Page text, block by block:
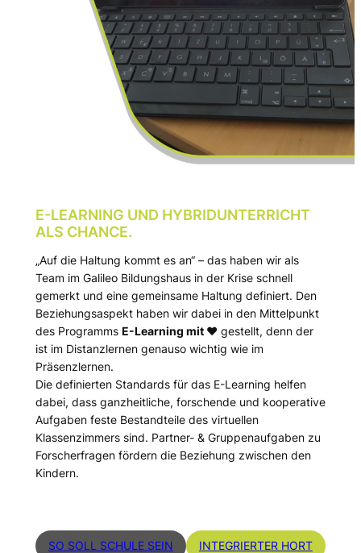
E-LEARNING UND HYBRIDUNTERRICHT
ALS CHANCE.
„Auf die Haltung kommt es an“ – das haben wir als
Team im Galileo Bildungshaus in der Krise schnell
gemerkt und eine gemeinsame Haltung definiert. Den
Beziehungsaspekt haben wir dabei in den Mittelpunkt
des Programms E-Learning mit ♥️gestellt, denn der
ist im Distanzlernen genauso wichtig wie im
Präsenzlernen.
Die definierten Standards für das E-Learning helfen
dabei, dass ganzheitliche, forschende und kooperative
Aufgaben feste Bestandteile des virtuellen
Klassenzimmers sind. Partner- & Gruppenaufgaben zu
Forscherfragen fördern die Beziehung zwischen den
Kindern.
SO SOLL SCHULE SEIN INTEGRIERTER HORT